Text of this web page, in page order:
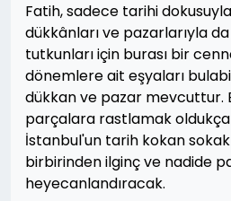
Fatih, sadece tarihi
dükkânları ve pazarlarıyla
tutkunları için burası bir
dönemlere ait eşyaları
dükkan ve pazar mevcuttur.
parçalara rastlamak
İstanbul'un tarih kokan
birbirinden ilginç ve nadide
heyecanlandıracak.